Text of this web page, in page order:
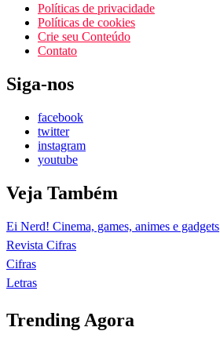
Políticas de privacidade
Políticas de cookies
Crie seu Conteúdo
Contato
Siga-nos
facebook
twitter
instagram
youtube
Veja Também
Ei Nerd! Cinema, games, animes e gadgets
Revista Cifras
Cifras
Letras
Trending Agora